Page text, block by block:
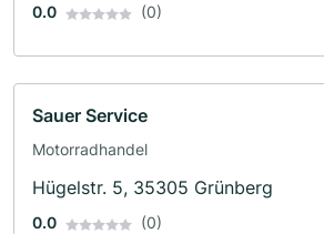
0.0 (0)
Sauer Service
Motorradhandel
Hügelstr. 5, 35305 Grünberg
0.0 (0)